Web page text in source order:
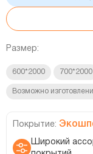
Размер:
600*2000 700*2000
Возможно
Покрытие:
Широкий